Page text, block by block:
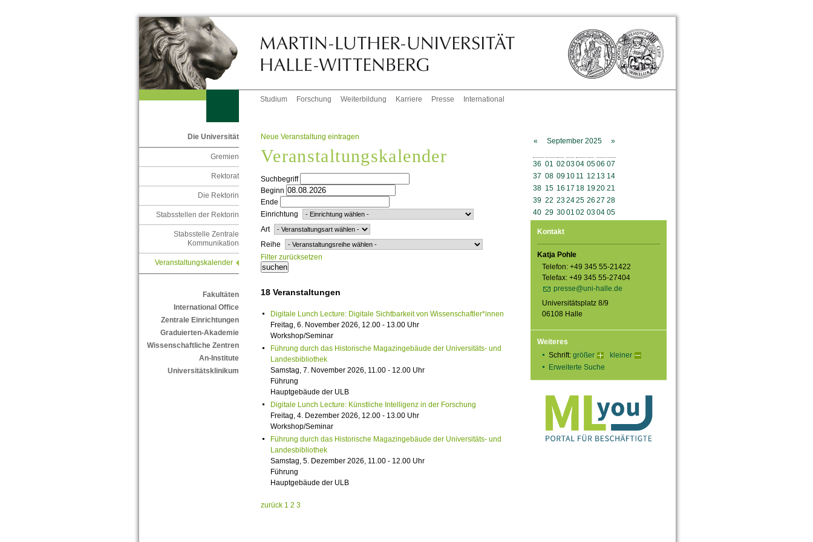
Studium Forschung Weiterbildung Karriere Presse International
Die Universität
Gremien
Rektorat
Die Rektorin
Stabsstellen der Rektorin
Stabsstelle Zentrale
Kommunikation
Veranstaltungskalender
Fakultäten
International Office
Zentrale Einrichtungen
Graduierten-Akademie
Wissenschaftliche Zentren
An-Institute
Universitätsklinikum
« September 2025
»
36 01 02 0304 0506 07
37 08 09 10 11 12 13 14
38 15 16 17 18 1920 21
39 22 232425 26 27 28
40 29 3001 02 0304 05
Kontakt
Katja Pohle
Telefon: +49 345 55-21422
Telefax: +49 345 55-27404
presse@uni-halle.de
Universitätsplatz 8/9
06108 Halle
Weiteres
Schrift: größer
kleiner
Erweiterte Suche
Neue Veranstaltung eintragen
Veranstaltungskalender
Suchbegriff
Beginn
Ende
Einrichtung
Art
Reihe
Filter zurücksetzen
18 Veranstaltungen
Digitale Lunch Lecture: Digitale Sichtbarkeit von Wissenschaftler*innen
Freitag, 6. November 2026, 12.00 - 13.00 Uhr
Workshop/Seminar
Führung durch das Historische Magazingebäude der Universitäts- und
Landesbibliothek
Samstag, 7. November 2026, 11.00 - 12.00 Uhr
Führung
Hauptgebäude der ULB
Digitale Lunch Lecture: Künstliche Intelligenz in der Forschung
Freitag, 4. Dezember 2026, 12.00 - 13.00 Uhr
Workshop/Seminar
Führung durch das Historische Magazingebäude der Universitäts- und
Landesbibliothek
Samstag, 5. Dezember 2026, 11.00 - 12.00 Uhr
Führung
Hauptgebäude der ULB
zurück 1 2 3